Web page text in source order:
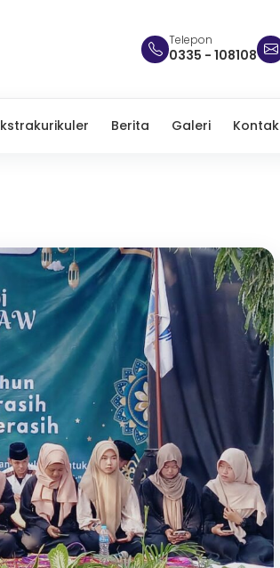
Telepon
0335 - 108108
Berita Galeri Kontak